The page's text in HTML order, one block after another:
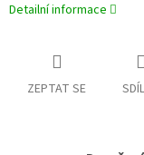
Detailní informace
ZEPTAT SE